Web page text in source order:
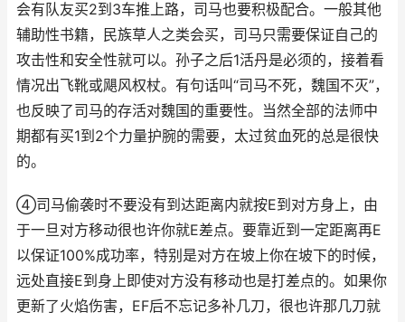
会有队友买2到3车推上路，司马也要积极配合。一般其他
辅助性书籍，民族草人之类会买，司马只需要保证自己的
攻击性和安全性就可以。孙子之后1活丹是必须的，接着看
情况出飞靴或飓风权杖。有句话叫“司马不死，魏国不灭”，
也反映了司马的存活对魏国的重要性。当然全部的法师中
期都有买1到2个力量护腕的需要，太过贫血死的总是很快
的。
④司马偷袭时不要没有到达距离内就按E到对方身上，由
于一旦对方移动很也许你就E差点。要靠近到一定距离再E
以保证100%成功率，特别是对方在坡上你在坡下的时候，
远处直接E到身上即使对方没有移动也是打差点的。如果你
更新了火焰伤害，EF后不忘记多补几刀，很也许那几刀就